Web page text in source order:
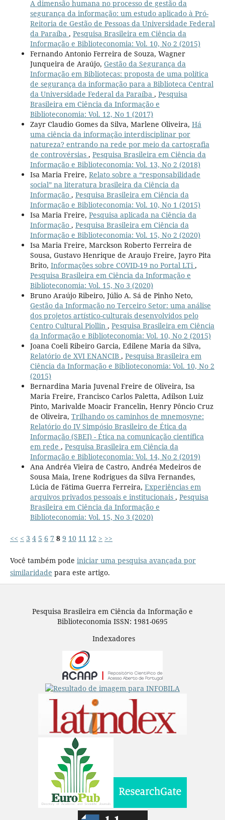
A dimensão humana no processo de gestão da
segurança da informação: um estudo aplicado à Pró-
Reitoria de Gestão de Pessoas da Universidade Federal
da Paraíba , Pesquisa Brasileira em Ciência da
Informação e Biblioteconomia: Vol. 10, No 2 (2015)
Fernando Antonio Ferreira de Souza, Wagner
Junqueira de Araújo, Gestão da Segurança da
Informação em Bibliotecas: proposta de uma política
de segurança da informação para a Biblioteca Central
da Universidade Federal da Paraíba , Pesquisa
Brasileira em Ciência da Informação e
Biblioteconomia: Vol. 12, No 1 (2017)
Zayr Claudio Gomes da Silva, Marlene Oliveira, Há
uma ciência da informação interdisciplinar por
natureza? entrando na rede por meio da cartografia
de controvérsias , Pesquisa Brasileira em Ciência da
Informação e Biblioteconomia: Vol. 13, No 2 (2018)
Isa Maria Freire, Relato sobre a “responsabilidade
social” na literatura brasileira da Ciência da
Informação , Pesquisa Brasileira em Ciência da
Informação e Biblioteconomia: Vol. 10, No 1 (2015)
Isa Maria Freire, Pesquisa aplicada na Ciência da
Informação , Pesquisa Brasileira em Ciência da
Informação e Biblioteconomia: Vol. 15, No 2 (2020)
Isa Maria Freire, Marckson Roberto Ferreira de
Sousa, Gustavo Henrique de Araujo Freire, Jayro Pita
Brito, Informações sobre COVID-19 no Portal LTi ,
Pesquisa Brasileira em Ciência da Informação e
Biblioteconomia: Vol. 15, No 3 (2020)
Bruno Araújo Ribeiro, Júlio A. Sá de Pinho Neto,
Gestão da Informação no Terceiro Setor: uma análise
dos projetos artístico-culturais desenvolvidos pelo
Centro Cultural Piollin , Pesquisa Brasileira em Ciência
da Informação e Biblioteconomia: Vol. 10, No 2 (2015)
Joana Coeli Ribeiro Garcia, Edilene Maria da Silva,
Relatório de XVI ENANCIB , Pesquisa Brasileira em
Ciência da Informação e Biblioteconomia: Vol. 10, No 2
(2015)
Bernardina Maria Juvenal Freire de Oliveira, Isa
Maria Freire, Francisco Carlos Paletta, Adilson Luiz
Pinto, Marivalde Moacir Francelin, Henry Pôncio Cruz
de Oliveira, Trilhando os caminhos de mnemosyne:
Relatório do IV Simpósio Brasileiro de Ética da
Informação (SBEI) - Ética na comunicação científica
em rede , Pesquisa Brasileira em Ciência da
Informação e Biblioteconomia: Vol. 14, No 2 (2019)
Ana Andréa Vieira de Castro, Andréa Medeiros de
Sousa Maia, Irene Rodrigues da Silva Fernandes,
Lúcia de Fátima Guerra Ferreira, Experiências em
arquivos privados pessoais e institucionais , Pesquisa
Brasileira em Ciência da Informação e
Biblioteconomia: Vol. 15, No 3 (2020)
<< < 3 4 5 6 7 8 9 10 11 12 > >>
Você também pode iniciar uma pesquisa avançada por
similaridade para este artigo.
Pesquisa Brasileira em Ciência da Informação e
Biblioteconomia ISSN: 1981-0695
Indexadores